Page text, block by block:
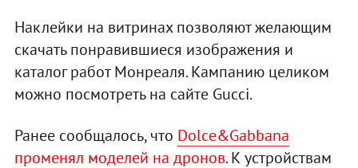
Наклейки на витринах позволяют желающим
скачать понравившиеся изображения и
каталог работ Монреаля. Кампанию целиком
можно посмотреть на сайте Gucci.
Ранее сообщалось, что Dolce&Gabbana
променял моделей на дронов. К устройствам